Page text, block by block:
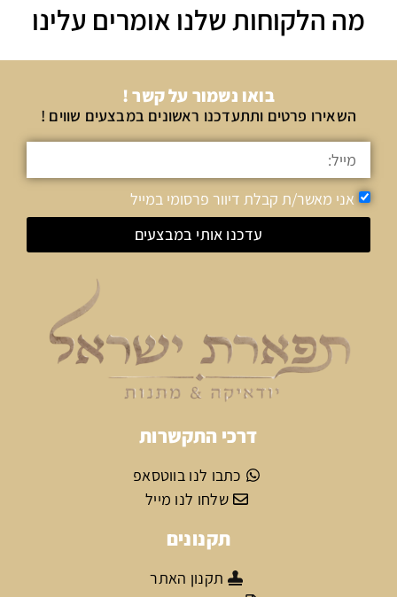
מה הלקוחות שלנו אומרים עלינו
בואו נשמור על קשר !
השאירו פרטים ותתעדכנו ראשונים במבצעים שווים !
אני מאשר/ת קבלת דיוור פרסומי במייל
עדכנו אותי במבצעים
דרכי התקשרות
כתבו לנו בווטסאפ
שלחו לנו מייל
תקנונים
תקנון האתר